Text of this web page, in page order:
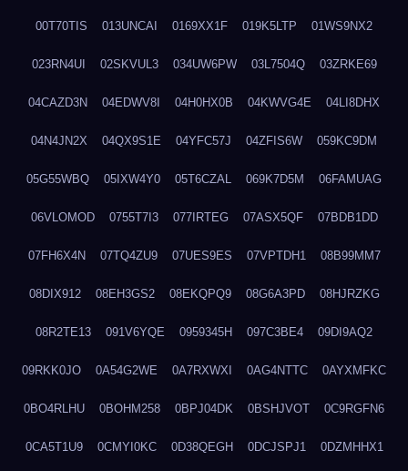
00T70TIS 013UNCAI 0169XX1F 019K5LTP 01WS9NX2
023RN4UI 02SKVUL3 034UW6PW 03L7504Q 03ZRKE69
04CAZD3N 04EDWV8I 04H0HX0B 04KWVG4E 04LI8DHX
04N4JN2X 04QX9S1E 04YFC57J 04ZFIS6W 059KC9DM
05G55WBQ 05IXW4Y0 05T6CZAL 069K7D5M 06FAMUAG
06VLOMOD 0755T7I3 077IRTEG 07ASX5QF 07BDB1DD
07FH6X4N 07TQ4ZU9 07UES9ES 07VPTDH1 08B99MM7
08DIX912 08EH3GS2 08EKQPQ9 08G6A3PD 08HJRZKG
08R2TE13 091V6YQE 0959345H 097C3BE4 09DI9AQ2
09RKK0JO 0A54G2WE 0A7RXWXI 0AG4NTTC 0AYXMFKC
0BO4RLHU 0BOHM258 0BPJ04DK 0BSHJVOT 0C9RGFN6
0CA5T1U9 0CMYI0KC 0D38QEGH 0DCJSPJ1 0DZMHHX1